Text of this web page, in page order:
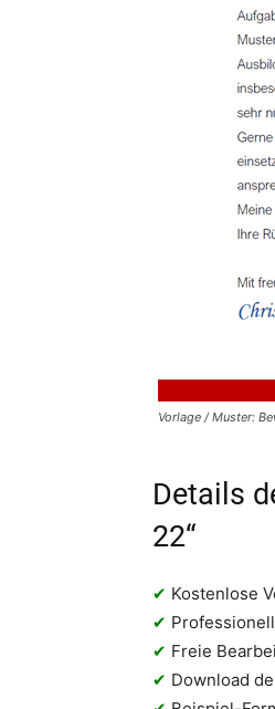
Vorlage / Muster:
Details
22“
✔ Kostenlose
✔
✔ Freie
✔ Download